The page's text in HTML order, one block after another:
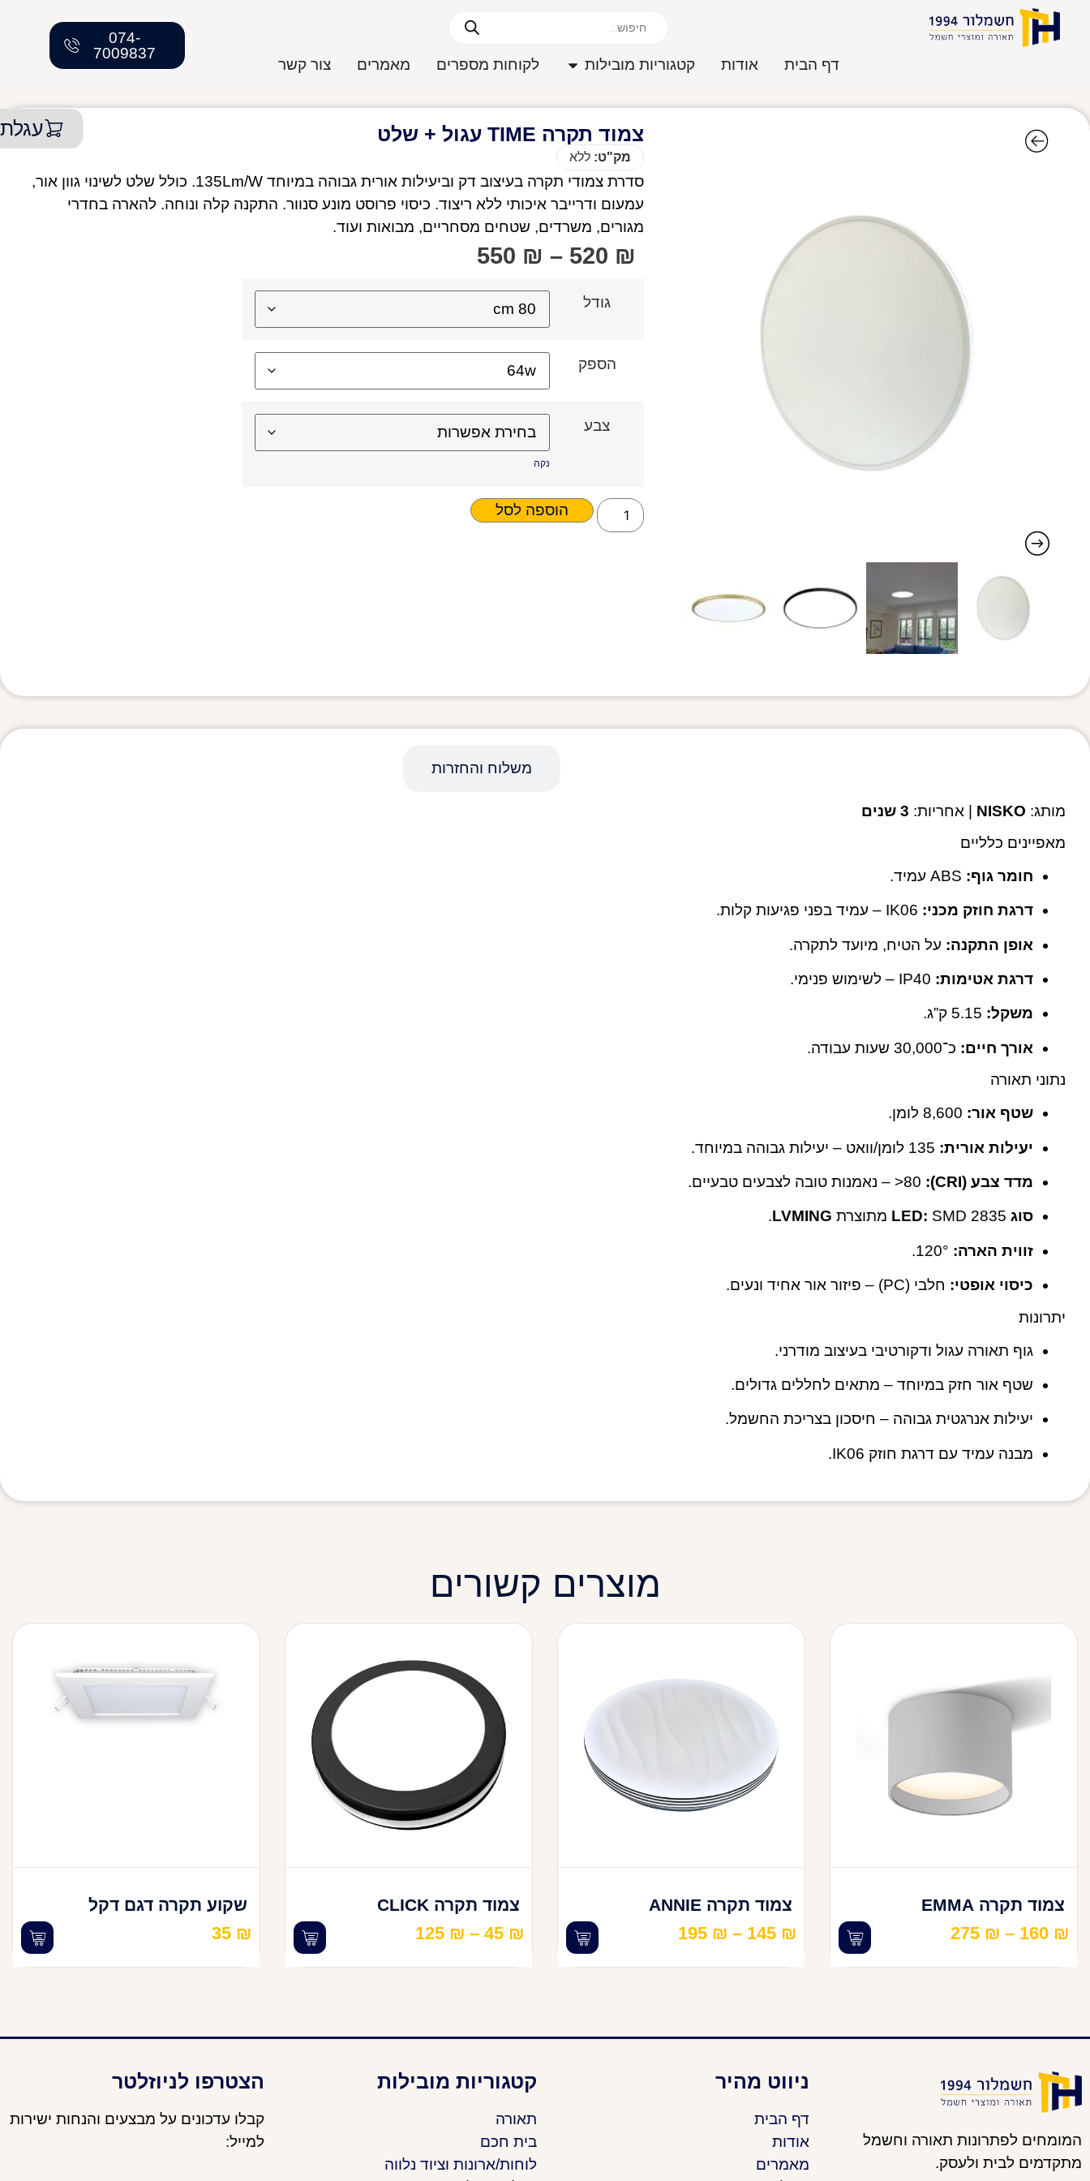
דף הבית אודות קטגוריות מובילות לקוחות מספרים מאמרים צור קשר
074-
7009837
צמוד תקרה TIME עגול + שלט
מק"ט: ללא
סדרת צמודי תקרה בעיצוב דק וביעילות אורית גבוהה במיוחד 135Lm/W. כולל שלט לשינוי גוון אור,
עמעום ודרייבר איכותי ללא ריצוד. כיסוי פרוסט מונע סנוור. התקנה קלה ונוחה. להארה בחדרי
מגורים, משרדים, שטחים מסחריים, מבואות ועוד.
520 ₪
–
550 ₪
גודל
הספק
צבע
נקה
הוספה לסל
משלוח והחזרות
מותג: NISKO | אחריות: 3 שנים
מאפיינים כלליים
חומר גוף:
דרגת חוזק מכני:
אופן התקנה: על הטיח, מיועד לתקרה.
דרגת אטימות:
משקל:
אורך חיים: כ־30,000 שעות עבודה.
נתוני תאורה
שטף אור:
יעילות אורית:
מדד צבע (CRI):
סוג LED: SMD 2835 מתוצרת LVMING
.
זווית הארה:
כיסוי אופטי: חלבי (PC) – פיזור אור אחיד ונעים.
יתרונות
גוף תאורה עגול ודקורטיבי בעיצוב מודרני.
שטף אור חזק במיוחד – מתאים לחללים גדולים.
יעילות אנרגטית גבוהה – חיסכון בצריכת החשמל.
מבנה עמיד עם דרגת חוזק IK06.
מוצרים קשורים
צמוד תקרה EMMA
160 ₪
–
275 ₪
צמוד תקרה ANNIE
145 ₪
–
195 ₪
צמוד תקרה CLICK
45 ₪
–
125 ₪
שקוע תקרה דגם דקל
35 ₪
המומחים לפתרונות תאורה וחשמל
מתקדמים לבית ולעסק.
ניווט מהיר
דף הבית
אודות
מאמרים
קטגוריות מובילות
תאורה
בית חכם
לוחות/ארונות וציוד נלווה
הצטרפו לניוזלטר
קבלו עדכונים על מבצעים והנחות ישירות
למייל: